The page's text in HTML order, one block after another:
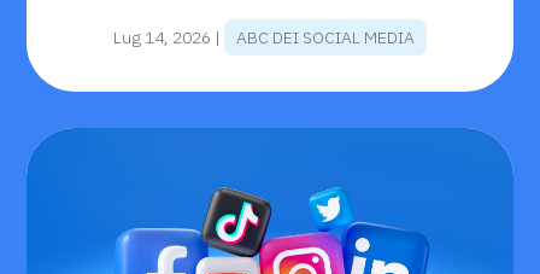
Lug 14, 2026 | ABC DEI SOCIAL MEDIA